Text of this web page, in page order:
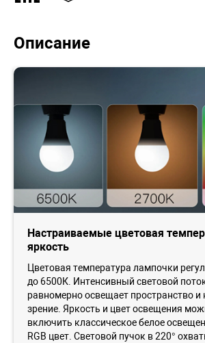
Описание
Настраиваемые цветовая
яркость
Цветовая температура лампочки
до 6500К. Интенсивный световой
равномерно освещает пространство и
зрение. Яркость и цвет освещения
включить классическое белое
RGB цвет. Световой пучок в 220°